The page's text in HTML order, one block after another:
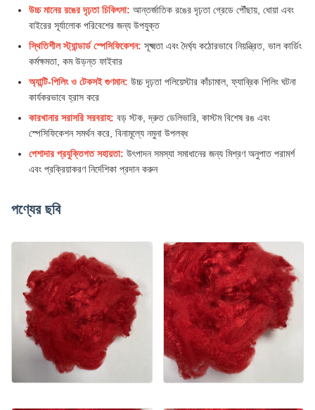
উচ্চ মানের রঙের দৃঢ়তা চিকিৎসা: আন্তর্জাতিক রঙের দৃঢ়তা গ্রেডে পৌঁছায়, ধোয়া এবং
বাইরের সূর্যালোক পরিবেশের জন্য উপযুক্ত
স্থিতিশীল স্ট্যান্ডার্ড স্পেসিফিকেশন: সূক্ষ্মতা এবং দৈর্ঘ্য কঠোরভাবে নিয়ন্ত্রিত, ভাল কার্ডিং
কর্মক্ষমতা, কম উড়ন্ত ফাইবার
অ্যান্টি-পিলিং ও টেকসই গুণমান: উচ্চ দৃঢ়তা পলিয়েস্টার কাঁচামাল, ফ্যাব্রিক পিলিং ঘটনা
কার্যকরভাবে হ্রাস করে
কারখানার সরাসরি সরবরাহ: বড় স্টক, দ্রুত ডেলিভারি, কাস্টম বিশেষ রঙ এবং
স্পেসিফিকেশন সমর্থন করে, বিনামূল্যে নমুনা উপলব্ধ
পেশাদার প্রযুক্তিগত সহায়তা: উৎপাদন সমস্যা সমাধানের জন্য মিশ্রণ অনুপাত পরামর্শ
এবং প্রক্রিয়াকরণ নির্দেশিকা প্রদান করুন
পণ্যের ছবি